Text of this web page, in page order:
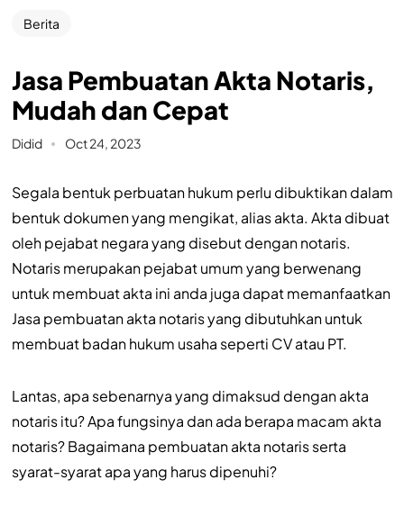
Berita
Jasa Pembuatan Akta Notaris,
Mudah dan Cepat
Didid Oct 24, 2023
Segala bentuk perbuatan hukum perlu dibuktikan dalam
bentuk dokumen yang mengikat, alias akta. Akta dibuat
oleh pejabat negara yang disebut dengan notaris.
Notaris merupakan pejabat umum yang berwenang
untuk membuat akta ini anda juga dapat memanfaatkan
Jasa pembuatan akta notaris yang dibutuhkan untuk
membuat badan hukum usaha seperti CV atau PT.
Lantas, apa sebenarnya yang dimaksud dengan akta
notaris itu? Apa fungsinya dan ada berapa macam akta
notaris? Bagaimana pembuatan akta notaris serta
syarat-syarat apa yang harus dipenuhi?